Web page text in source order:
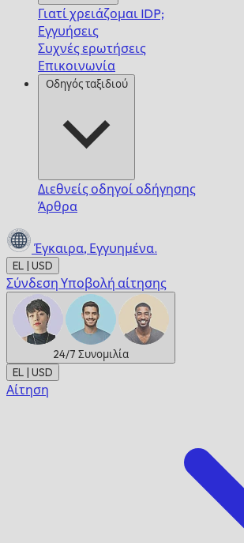
Γιατί χρειάζομαι IDP;
Εγγυήσεις
Συχνές ερωτήσεις
Επικοινωνία
Οδηγός ταξιδιού
Διεθνείς οδηγοί οδήγησης
Άρθρα
Έγκαιρα, Εγγυημένα.
EL | USD
Σύνδεση Υποβολή αίτησης
24/7 Συνομιλία
EL | USD
Αίτηση